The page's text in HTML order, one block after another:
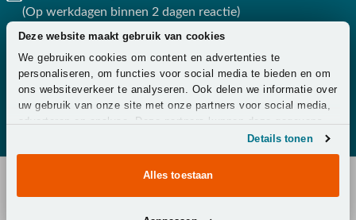
Deze website maakt gebruik van cookies
We gebruiken cookies om content en advertenties te
personaliseren, om functies voor social media te bieden en om
ons websiteverkeer te analyseren. Ook delen we informatie over
uw gebruik van onze site met onze partners voor social media,
adverteren en analyse. Deze partners kunnen deze gegevens
combineren met andere informatie die u aan ze heeft verstrekt
of die ze hebben verzameld op basis van uw gebruik van hun
Details tonen
Alles toestaan
(Op werkdagen binnen 2 dagen reactie)
Whatsapp: 0488441220
(Op werkdagen binnen 3 uur reactie)
Contact